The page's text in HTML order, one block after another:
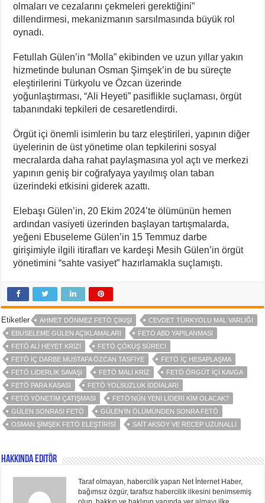
olmaları ve cezalarını çekmeleri gerektiğini”
dillendirmesi, mekanizmanın sarsılmasında büyük rol
oynadı.
Fetullah Gülen’in “Molla” ekibinden ve uzun yıllar yakın
hizmetinde bulunan Osman Şimşek’in de bu süreçte
eleştirilerini Türkyolu ve Özcan üzerinde
yoğunlaştırması, “Ali Heyeti” pasiflikle suçlaması, örgüt
tabanındaki tepkileri de cesaretlendirdi.
Örgüt içi önemli isimlerin bu tarz eleştirileri, yapının diğer
üyelerinin de üst yönetime olan tepkilerini sosyal
mecralarda daha rahat paylaşmasına yol açtı ve merkezi
yapının geniş bir coğrafyaya yayılmış olan taban
üzerindeki etkisini giderek azattı.
Elebaşı Gülen’in, 20 Ekim 2024’te ölümünün hemen
ardından vasiyeti üzerinden başlayan tartışmalarda,
yeğeni Ebuseleme Gülen’in 15 Temmuz darbe
girişimiyle ilgili itirafları ve kardeşi Mesih Gülen’in örgüt
yönetimini “sahte vasiyet” hazırlamakla suçlamıştı.
Etiketler AHMET DÖNMEZ FETÖ ÇIKIŞI
CEVDET TÜRKYOLU MAL VARLIĞI
EBUSELEME GÜLEN AÇIKLAMALARI
FETÖ ABD YAPILANMASI
FETÖ ALI HEYET KRIZI
FETÖ ÇÖKÜŞ SÜRECI
FETÖ IÇ DARBE MUSTAFA ÖZCAN TASFIYE
FETÖ IÇ HESAPLAŞMA
FETÖ LIDERLIK SAVAŞI
FETÖ MALI KRIZ
FETÖ ÖRGÜT IÇI KAVGA
FETÖ PARA KASASI
FETÖ YOLSUZLUK IDDIALARI
FETÖ YÖNETIM ÇATIŞMASI
FETÖ’NÜN YENI LIDERI KIM OLACAK?
GÜLEN SONRASI FETÖ
GÜLEN’IN ÖLÜMÜNDEN SONRA FETÖ
OSMAN ŞIMŞEK FETÖ ELEŞTIRISI
SAIT AKSOY VE RECEP UZUNALLI
Hakkında Editör
Taraf olmayan, habercilik yapan Net İnternet Haber,
bağımsız özgür, tarafsız habercilik ilkesini benimsemiş